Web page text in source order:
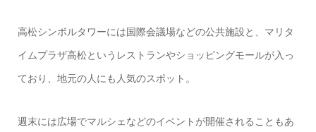
高松シンボルタワーには国際会議場などの公共施設と、マリタ
イムプラザ高松というレストランやショッピングモールが入っ
ており、地元の人にも人気のスポット。
週末には広場でマルシェなどのイベントが開催されることもあ